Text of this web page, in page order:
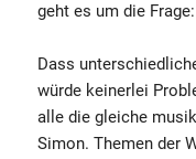
geht es um die
Dass
würde keinerlei
alle die gleiche
Simon. Themen der